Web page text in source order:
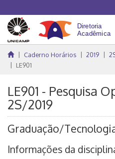
Caderno Horários 2019
LE901
LE901 - Pesquisa
2S/2019
Graduação/
Informações da